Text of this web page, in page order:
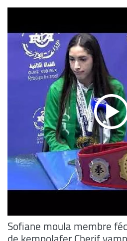
Sofiane moula membre